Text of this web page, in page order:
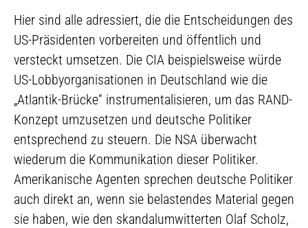
Hier sind alle adressiert, die die Entscheidungen des
US-Präsidenten vorbereiten und öffentlich und
versteckt umsetzen. Die CIA beispielsweise würde
US-Lobbyorganisationen in Deutschland wie die
„Atlantik-Brücke“ instrumentalisieren, um das RAND-
Konzept umzusetzen und deutsche Politiker
entsprechend zu steuern. Die NSA überwacht
wiederum die Kommunikation dieser Politiker.
Amerikanische Agenten sprechen deutsche Politiker
auch direkt an, wenn sie belastendes Material gegen
sie haben, wie den skandalumwitterten Olaf Scholz,